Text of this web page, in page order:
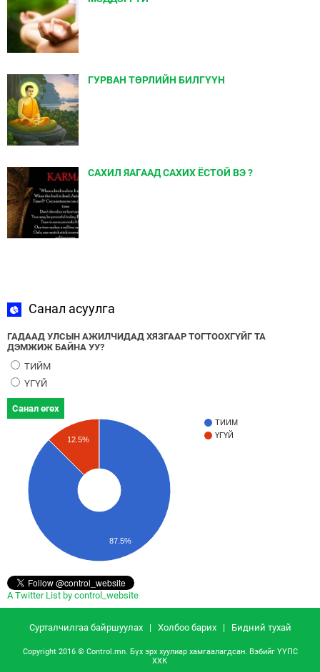
ГУРВАН ТӨРЛИЙН БИЛГҮҮН
САХИЛ ЯАГААД САХИХ ЁСТОЙ ВЭ ?
Санал асуулга
ГАДААД УЛСЫН АЖИЛЧИДАД ХЯЗГААР ТОГТООХГҮЙГ ТА
ДЭМЖИЖ БАЙНА УУ?
ТИЙМ
ҮГҮЙ
Санал өгөх
ТИЙМ
ҮГҮЙ
12.5%
87.5%
A Twitter List by control_website
Сурталчилгаа байршуулах| Холбоо барих| Бидний тухай
Copyright 2016 © Control.mn. Бүх эрх хуулиар хамгаалагдсан. Вэбийг ҮҮПС
ХХК